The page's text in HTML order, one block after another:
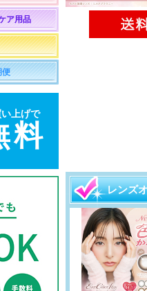
ア用品
便
上げで
料
レンズ